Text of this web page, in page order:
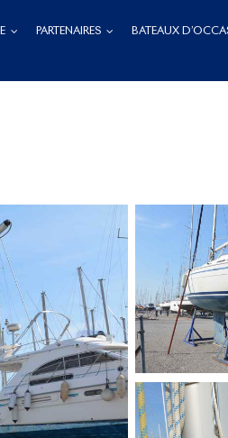
PARTENAIRES BATEAUX